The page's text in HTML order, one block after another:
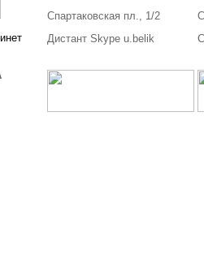
Спартаковская пл., 1/2
Дистант Skype u.belik